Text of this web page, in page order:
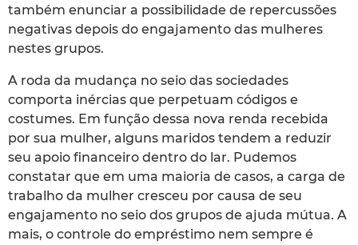
também enunciar a possibilidade de repercussões
negativas depois do engajamento das mulheres
nestes grupos.
A roda da mudança no seio das sociedades
comporta inércias que perpetuam códigos e
costumes. Em função dessa nova renda recebida
por sua mulher, alguns maridos tendem a reduzir
seu apoio financeiro dentro do lar. Pudemos
constatar que em uma maioria de casos, a carga de
trabalho da mulher cresceu por causa de seu
engajamento no seio dos grupos de ajuda mútua. A
mais, o controle do empréstimo nem sempre é